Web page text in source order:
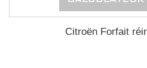
Citroën Forfait